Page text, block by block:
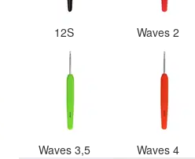
12S Waves 2
Waves 3,5 Waves 4